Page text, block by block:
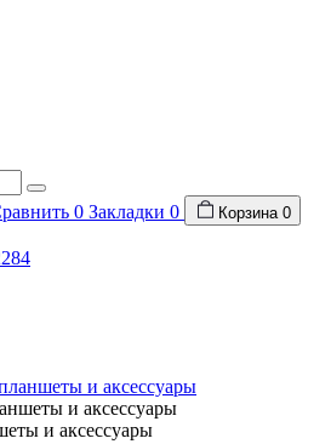
0 Закладки 0 Корзина 0
и аксессуары
и аксессуары
и аксессуары